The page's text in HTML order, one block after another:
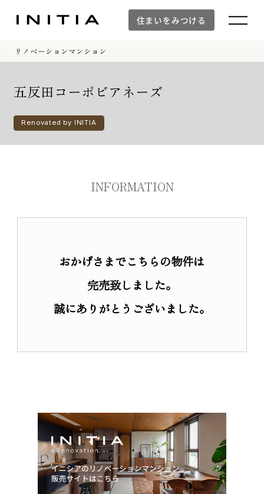
住まいをみつける
イニシアラウンジ三田
WORKS
リノベーション
リノベーションマンション
オーダーリノベーション
オーダーリノベーション事例
お客さまの声
サービスの流れ
アフターサービス
私たちのスタンス
リノベーションマンション
五反田コーポビアネーズ
Renovated by INITIA
INFORMATION
おかげさまでこちらの物件は
完売致しました。
誠にありがとうございました。